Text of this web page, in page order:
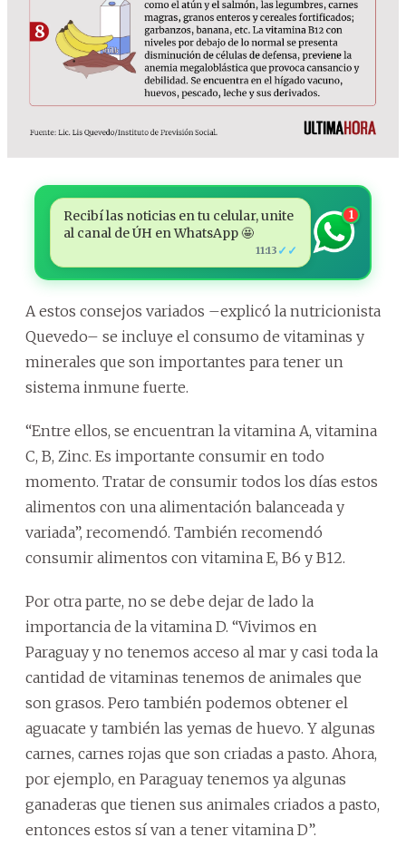
Recibí las noticias en tu celular, unite
al canal de ÚH en WhatsApp 🤩
11:13 ✓✓
1
A estos consejos variados –explicó la nutricionista
Quevedo– se incluye el consumo de vitaminas y
minerales que son importantes para tener un
sistema inmune fuerte.
“Entre ellos, se encuentran la vitamina A, vitamina
C, B, Zinc. Es importante consumir en todo
momento. Tratar de consumir todos los días estos
alimentos con una alimentación balanceada y
variada”, recomendó. También recomendó
consumir alimentos con vitamina E, B6 y B12.
Por otra parte, no se debe dejar de lado la
importancia de la vitamina D. “Vivimos en
Paraguay y no tenemos acceso al mar y casi toda la
cantidad de vitaminas tenemos de animales que
son grasos. Pero también podemos obtener el
aguacate y también las yemas de huevo. Y algunas
carnes, carnes rojas que son criadas a pasto. Ahora,
por ejemplo, en Paraguay tenemos ya algunas
ganaderas que tienen sus animales criados a pasto,
entonces estos sí van a tener vitamina D”.